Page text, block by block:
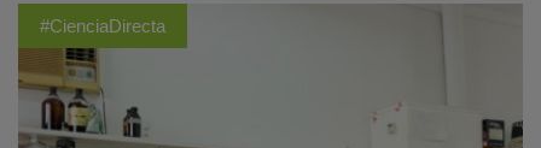
#CienciaDirecta